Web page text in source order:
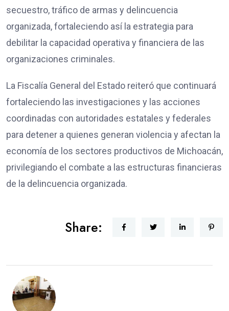
secuestro, tráfico de armas y delincuencia
organizada, fortaleciendo así la estrategia para
debilitar la capacidad operativa y financiera de las
organizaciones criminales.
La Fiscalía General del Estado reiteró que continuará
fortaleciendo las investigaciones y las acciones
coordinadas con autoridades estatales y federales
para detener a quienes generan violencia y afectan la
economía de los sectores productivos de Michoacán,
privilegiando el combate a las estructuras financieras
de la delincuencia organizada.
Share: